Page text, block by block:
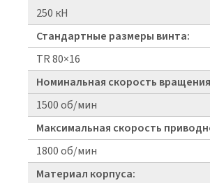
250 кН
Стандартные размеры винта:
TR 80×16
Номинальная скорость
1500 об/мин
Максимальная скорость
1800 об/мин
Материал корпуса: